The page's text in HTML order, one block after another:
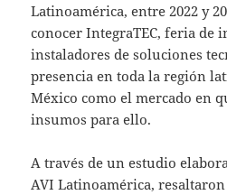
Latinoamérica, entre 2022 y
conocer IntegraTEC, feria de
instaladores de soluciones
presencia en toda la región
México como el mercado en
insumos para ello.
A través de un estudio
AVI Latinoamérica,